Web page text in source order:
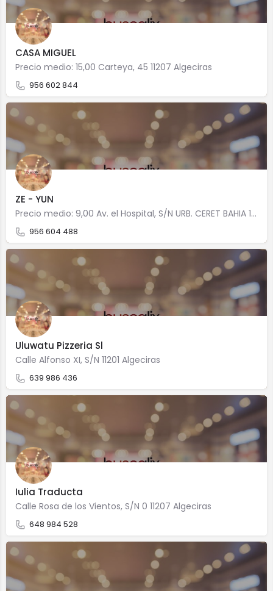
CASA MIGUEL
Precio medio: 15,00 Carteya, 45 11207 Algeciras
956 602 844
ZE - YUN
Precio medio: 9,00 Av. el Hospital, S/N URB. CERET BAHIA 11207 Algeciras
956 604 488
Uluwatu Pizzeria Sl
Calle Alfonso XI, S/N 11201 Algeciras
639 986 436
Iulia Traducta
Calle Rosa de los Vientos, S/N 0 11207 Algeciras
648 984 528